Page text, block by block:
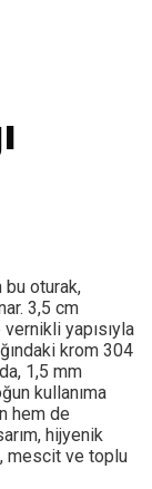
oturak,
3,5 cm
yapısıyla
krom 304
1,5 mm
kullanıma
hem de
hijyenik
mescit ve toplu